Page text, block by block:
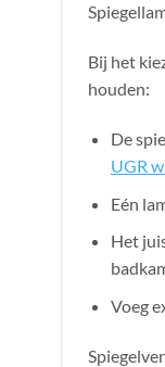
Bij het
houden:
De
UGR
Eén
Het
Voeg